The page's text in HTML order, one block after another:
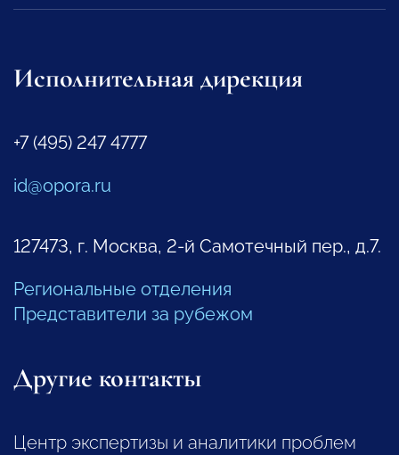
Исполнительная дирекция
+7 (495) 247 4777
id@opora.ru
127473, г. Москва, 2-й Самотечный пер., д.7.
Региональные отделения
Представители за рубежом
Другие контакты
Центр экспертизы и аналитики проблем